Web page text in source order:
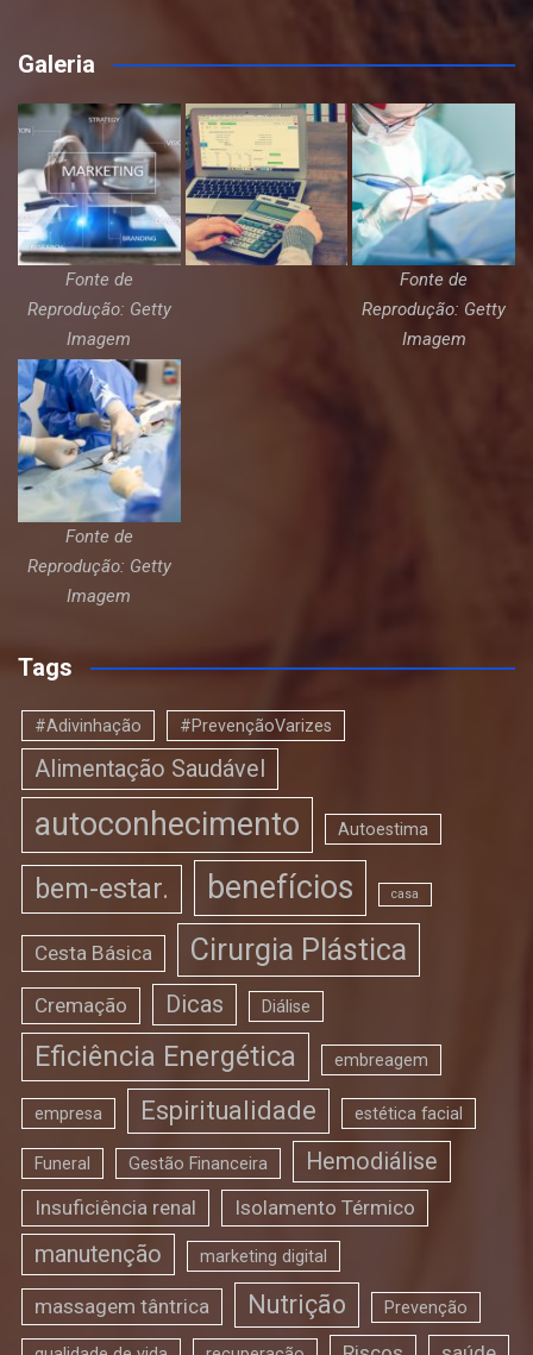
Galeria
Fonte de
Reprodução: Getty
Imagem
Fonte de
Reprodução: Getty
Imagem
Fonte de
Reprodução: Getty
Imagem
Tags
#Adivinhação #PrevençãoVarizes
Alimentação Saudável
autoconhecimento Autoestima
bem-estar. benefícios casa
Cesta Básica Cirurgia Plástica
Cremação Dicas Diálise
Eficiência Energética embreagem
empresa Espiritualidade estética facial
Funeral Gestão Financeira Hemodiálise
Insuficiência renal Isolamento Térmico
manutenção marketing digital
massagem tântrica Nutrição Prevenção